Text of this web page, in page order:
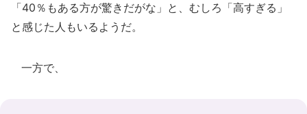
「40％もある方が驚きだがな」と、むしろ「高すぎる」
と感じた人もいるようだ。
一方で、